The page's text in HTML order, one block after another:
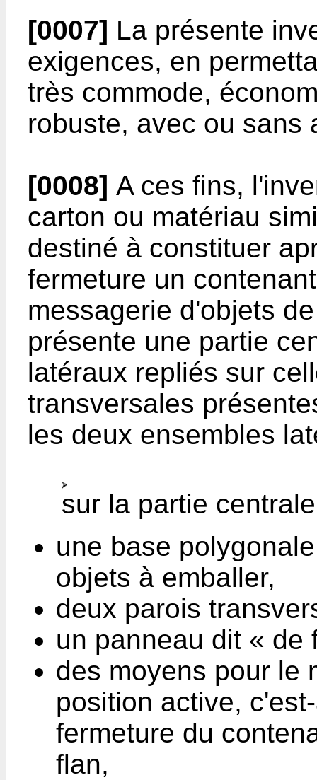
[0007] La présente
exigences, en
très commode,
robuste, avec ou sans
[0008] A ces fins,
carton ou matériau
destiné à constituer
fermeture un
messagerie d'objets
présente une partie
latéraux repliés sur
transversales
les deux ensembles
sur la partie
une base
objets à emballer,
deux parois
un panneau dit « de
des moyens pour le
position active,
fermeture du
flan,